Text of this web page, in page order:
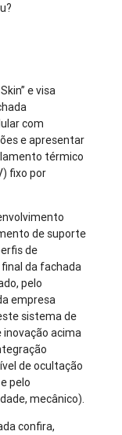
e visa
com
e apresentar
térmico
fixo por
de suporte
de
da fachada
pelo
empresa
sistema de
inovação acima
de ocultação
pelo
mecânico).
confira,